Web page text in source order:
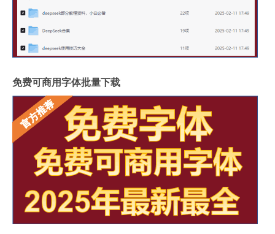
免费可商用字体批量下载